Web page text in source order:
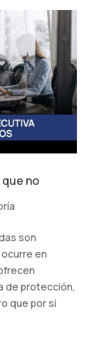
no
son
en
de protección,
que por sí